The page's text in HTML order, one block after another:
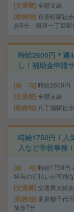
交通費 全額支給
勤務地 有楽町駅徒
歩5分、銀座一丁目
時給2600円＊週
し！補助金申請
給 与 時給2600円
交通費 全額支給
勤務地 八丁堀駅徒
時給1750円！人
入など学校事務
給 与 時給1750
給与の前払いが可能
交通費 交通費支給
勤務地 東京都千代
徒歩7分